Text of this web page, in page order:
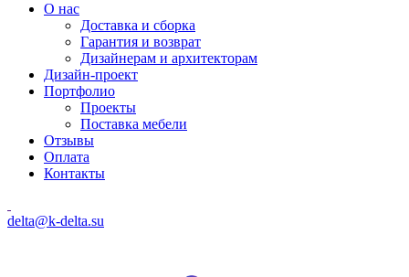
О нас
Доставка и сборка
Гарантия и возврат
Дизайнерам и архитекторам
Дизайн-проект
Портфолио
Проекты
Поставка мебели
Отзывы
Оплата
Контакты
delta@k-delta.su